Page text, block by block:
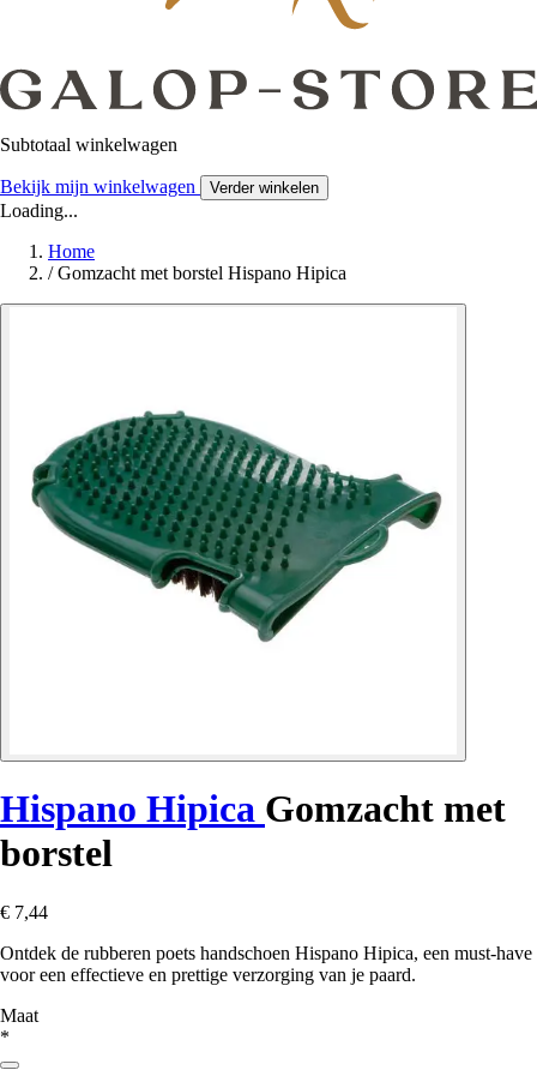
Subtotaal winkelwagen
Bekijk mijn winkelwagen Verder winkelen
Loading...
Home
/ Gomzacht met borstel Hispano Hipica
Hispano Hipica Gomzacht met
borstel
€ 7,44
Ontdek de rubberen poets handschoen Hispano Hipica, een must-have
voor een effectieve en prettige verzorging van je paard.
Maat
*